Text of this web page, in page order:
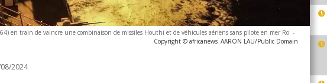
en train de vaincre une combinaison de missiles Houthi et de véhicules aériens sans pilote en mer Ro -
Copyright © africanews AARON LAU/Public Domain
2024